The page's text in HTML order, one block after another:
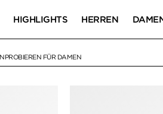
HIGHLIGHTS HERREN
FÜR DAMEN
FÜR DAMEN"